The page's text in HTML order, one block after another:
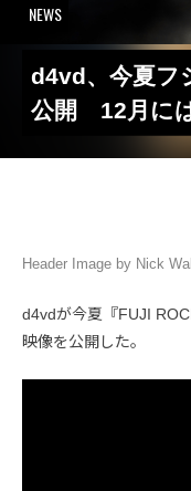
NEWS
d4vd、今夏フ
公開 12月に
Header Image by Nick
d4vdが今夏『FUJI
映像を公開した。